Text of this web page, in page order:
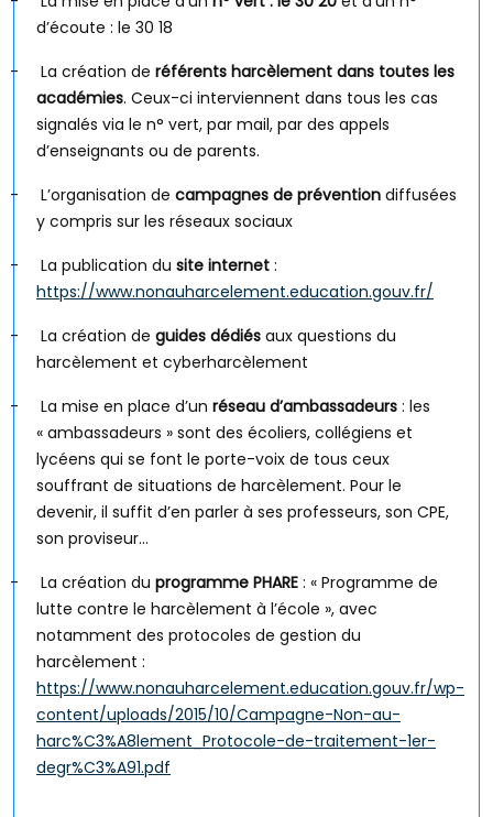
d’écoute : le 30 18
-
La création de référents harcèlement dans toutes les
académies. Ceux-ci interviennent dans tous les cas
signalés via le n° vert, par mail, par des appels
d’enseignants ou de parents.
-
L’organisation de campagnes de prévention diffusées
y compris sur les réseaux sociaux
-
La publication du site internet :
https://www.nonauharcelement.education.gouv.fr/
-
La création de guides dédiés aux questions du
harcèlement et cyberharcèlement
-
La mise en place d’un réseau d’ambassadeurs : les
« ambassadeurs » sont des écoliers, collégiens et
lycéens qui se font le porte-voix de tous ceux
souffrant de situations de harcèlement. Pour le
devenir, il suffit d’en parler à ses professeurs, son CPE,
son proviseur…
-
La création du programme PHARE : « Programme de
lutte contre le harcèlement à l’école », avec
notamment des protocoles de gestion du
harcèlement :
https://www.nonauharcelement.education.gouv.fr/wp-
content/uploads/2015/10/Campagne-Non-au-
harc%C3%A8lement_Protocole-de-traitement-1er-
degr%C3%A91.pdf